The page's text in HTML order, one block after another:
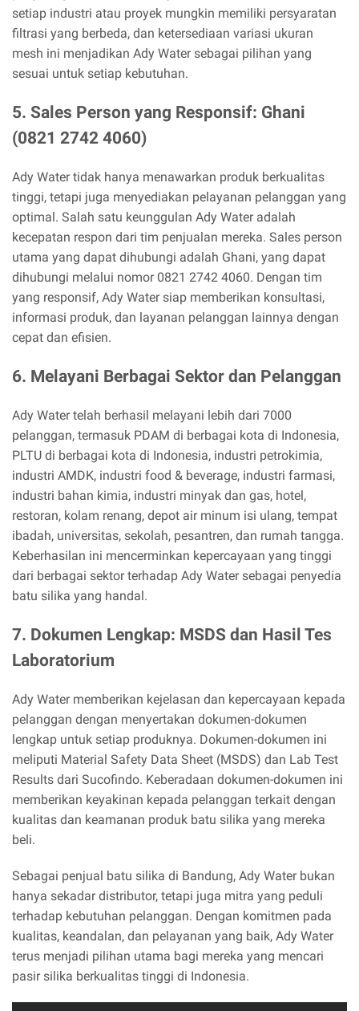
setiap industri atau proyek mungkin memiliki persyaratan
filtrasi yang berbeda, dan ketersediaan variasi ukuran
mesh ini menjadikan Ady Water sebagai pilihan yang
sesuai untuk setiap kebutuhan.
5. Sales Person yang Responsif: Ghani
(0821 2742 4060)
Ady Water tidak hanya menawarkan produk berkualitas
tinggi, tetapi juga menyediakan pelayanan pelanggan yang
optimal. Salah satu keunggulan Ady Water adalah
kecepatan respon dari tim penjualan mereka. Sales person
utama yang dapat dihubungi adalah Ghani, yang dapat
dihubungi melalui nomor 0821 2742 4060. Dengan tim
yang responsif, Ady Water siap memberikan konsultasi,
informasi produk, dan layanan pelanggan lainnya dengan
cepat dan efisien.
6. Melayani Berbagai Sektor dan Pelanggan
Ady Water telah berhasil melayani lebih dari 7000
pelanggan, termasuk PDAM di berbagai kota di Indonesia,
PLTU di berbagai kota di Indonesia, industri petrokimia,
industri AMDK, industri food & beverage, industri farmasi,
industri bahan kimia, industri minyak dan gas, hotel,
restoran, kolam renang, depot air minum isi ulang, tempat
ibadah, universitas, sekolah, pesantren, dan rumah tangga.
Keberhasilan ini mencerminkan kepercayaan yang tinggi
dari berbagai sektor terhadap Ady Water sebagai penyedia
batu silika yang handal.
7. Dokumen Lengkap: MSDS dan Hasil Tes
Laboratorium
Ady Water memberikan kejelasan dan kepercayaan kepada
pelanggan dengan menyertakan dokumen-dokumen
lengkap untuk setiap produknya. Dokumen-dokumen ini
meliputi Material Safety Data Sheet (MSDS) dan Lab Test
Results dari Sucofindo. Keberadaan dokumen-dokumen ini
memberikan keyakinan kepada pelanggan terkait dengan
kualitas dan keamanan produk batu silika yang mereka
beli.
Sebagai penjual batu silika di Bandung, Ady Water bukan
hanya sekadar distributor, tetapi juga mitra yang peduli
terhadap kebutuhan pelanggan. Dengan komitmen pada
kualitas, keandalan, dan pelayanan yang baik, Ady Water
terus menjadi pilihan utama bagi mereka yang mencari
pasir silika berkualitas tinggi di Indonesia.